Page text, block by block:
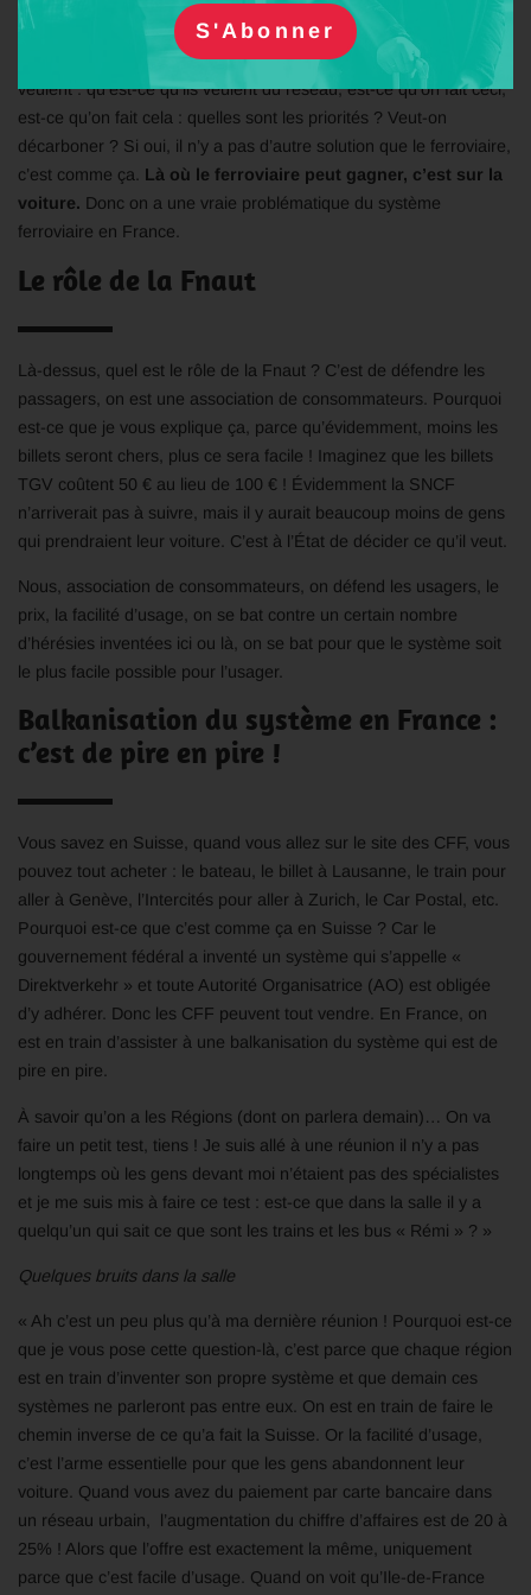
c’est 450 ! Donc vous voyez la différence ! Il y a un moment où il
faut savoir ce qu’on veut. C’est aux politiques de dire ce qu’ils
veulent : qu’est-ce qu’ils veulent du réseau, est-ce qu’on fait ceci,
est-ce qu’on fait cela : quelles sont les priorités ? Veut-on
décarboner ? Si oui, il n’y a pas d’autre solution que le ferroviaire,
c’est comme ça. Là où le ferroviaire peut gagner, c’est sur la
voiture. Donc on a une vraie problématique du système
ferroviaire en France.
Le rôle de la Fnaut
Là-dessus, quel est le rôle de la Fnaut ? C’est de défendre les
passagers, on est une association de consommateurs. Pourquoi
est-ce que je vous explique ça, parce qu’évidemment, moins les
billets seront chers, plus ce sera facile ! Imaginez que les billets
TGV coûtent 50 € au lieu de 100 € ! Évidemment la SNCF
n’arriverait pas à suivre, mais il y aurait beaucoup moins de gens
qui prendraient leur voiture. C’est à l’État de décider ce qu’il veut.
Nous, association de consommateurs, on défend les usagers, le
prix, la facilité d’usage, on se bat contre un certain nombre
d’hérésies inventées ici ou là, on se bat pour que le système soit
le plus facile possible pour l’usager.
Balkanisation du système en France :
c’est de pire en pire !
Vous savez en Suisse, quand vous allez sur le site des CFF, vous
pouvez tout acheter : le bateau, le billet à Lausanne, le train pour
aller à Genève, l’Intercités pour aller à Zurich, le Car Postal, etc.
Pourquoi est-ce que c’est comme ça en Suisse ? Car le
gouvernement fédéral a inventé un système qui s’appelle «
Direktverkehr » et toute Autorité Organisatrice (AO) est obligée
d’y adhérer. Donc les CFF peuvent tout vendre. En France, on
est en train d’assister à une balkanisation du système qui est de
pire en pire.
À savoir qu’on a les Régions (dont on parlera demain)… On va
faire un petit test, tiens ! Je suis allé à une réunion il n’y a pas
longtemps où les gens devant moi n’étaient pas des spécialistes
et je me suis mis à faire ce test : est-ce que dans la salle il y a
quelqu’un qui sait ce que sont les trains et les bus « Rémi » ? »
Quelques bruits dans la salle
« Ah c’est un peu plus qu’à ma dernière réunion ! Pourquoi est-ce
que je vous pose cette question-là, c’est parce que chaque région
est en train d’inventer son propre système et que demain ces
systèmes ne parleront pas entre eux. On est en train de faire le
chemin inverse de ce qu’a fait la Suisse. Or la facilité d’usage,
c’est l’arme essentielle pour que les gens abandonnent leur
voiture. Quand vous avez du paiement par carte bancaire dans
un réseau urbain, l’augmentation du chiffre d’affaires est de 20 à
25% ! Alors que l’offre est exactement la même, uniquement
parce que c’est facile d’usage. Quand on voit qu’Ile-de-France